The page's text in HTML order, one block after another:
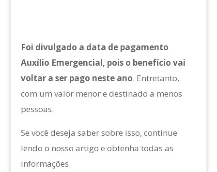
Foi divulgado a data de pagamento
Auxílio Emergencial, pois o benefício vai
voltar a ser pago neste ano. Entretanto,
com um valor menor e destinado a menos
pessoas.
Se você deseja saber sobre isso, continue
lendo o nosso artigo e obtenha todas as
informações.